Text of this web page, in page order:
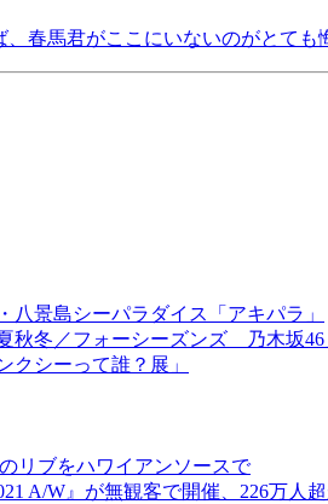
春馬君がここにいないのがとても
八景島シーパラダイス「アキパラ」
夏秋冬／フォーシーズンズ 乃木坂46
クシーって誰？展」
リブをハワイアンソースで
A/W』が無観客で開催、226万人